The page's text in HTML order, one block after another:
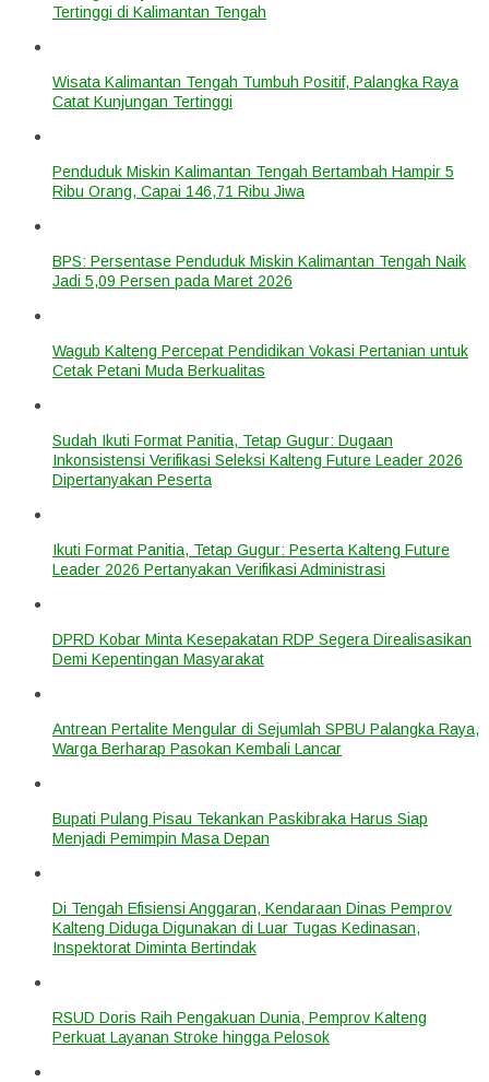
Tertinggi di Kalimantan Tengah
Wisata Kalimantan Tengah Tumbuh Positif, Palangka Raya
Catat Kunjungan Tertinggi
Penduduk Miskin Kalimantan Tengah Bertambah Hampir 5
Ribu Orang, Capai 146,71 Ribu Jiwa
BPS: Persentase Penduduk Miskin Kalimantan Tengah Naik
Jadi 5,09 Persen pada Maret 2026
Wagub Kalteng Percepat Pendidikan Vokasi Pertanian untuk
Cetak Petani Muda Berkualitas
Sudah Ikuti Format Panitia, Tetap Gugur: Dugaan
Inkonsistensi Verifikasi Seleksi Kalteng Future Leader 2026
Dipertanyakan Peserta
Ikuti Format Panitia, Tetap Gugur: Peserta Kalteng Future
Leader 2026 Pertanyakan Verifikasi Administrasi
DPRD Kobar Minta Kesepakatan RDP Segera Direalisasikan
Demi Kepentingan Masyarakat
Antrean Pertalite Mengular di Sejumlah SPBU Palangka Raya,
Warga Berharap Pasokan Kembali Lancar
Bupati Pulang Pisau Tekankan Paskibraka Harus Siap
Menjadi Pemimpin Masa Depan
Di Tengah Efisiensi Anggaran, Kendaraan Dinas Pemprov
Kalteng Diduga Digunakan di Luar Tugas Kedinasan,
Inspektorat Diminta Bertindak
RSUD Doris Raih Pengakuan Dunia, Pemprov Kalteng
Perkuat Layanan Stroke hingga Pelosok